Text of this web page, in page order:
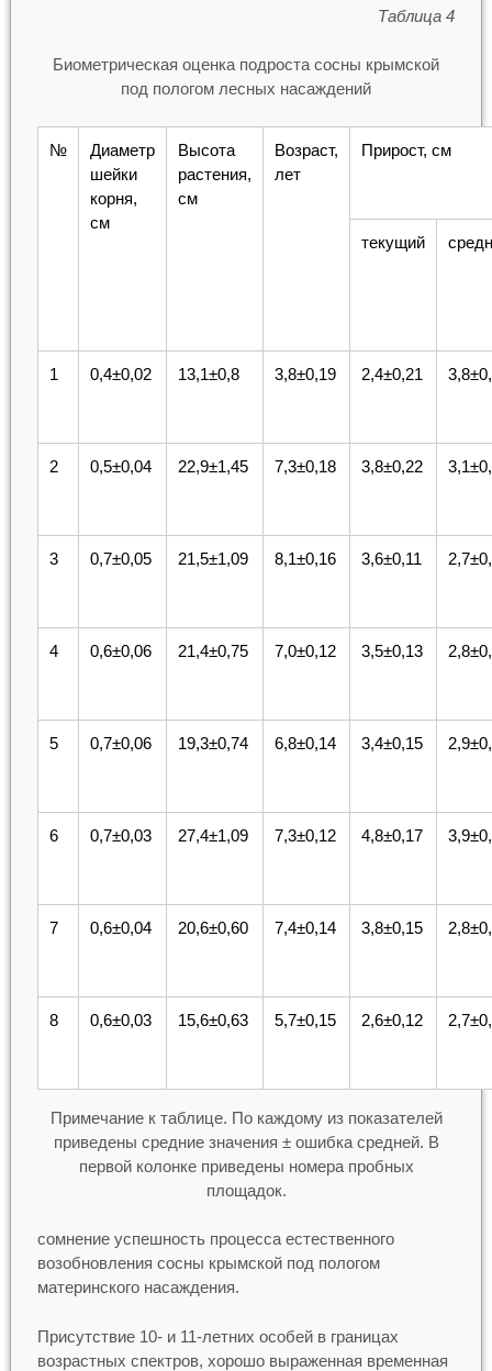
Таблица 4
Биометрическая оценка подроста сосны крымской
под пологом лесных насаждений
№
Диаметр
шейки
корня,
см
Высота
растения,
см
Возраст,
лет
Прирост, см
текущий
1 0,4±0,02 13,1±0,8 3,8±0,19 2,4±0,21
2 0,5±0,04 22,9±1,45 7,3±0,18 3,8±0,22
3 0,7±0,05 21,5±1,09 8,1±0,16 3,6±0,11
4 0,6±0,06 21,4±0,75 7,0±0,12 3,5±0,13
5 0,7±0,06 19,3±0,74 6,8±0,14 3,4±0,15
6 0,7±0,03 27,4±1,09 7,3±0,12 4,8±0,17
7 0,6±0,04 20,6±0,60 7,4±0,14 3,8±0,15
8 0,6±0,03 15,6±0,63 5,7±0,15 2,6±0,12
Примечание к таблице. По каждому из показателей
приведены средние значения ± ошибка средней. В
первой колонке приведены номера пробных
площадок.
сомнение успешность процесса естественного
возобновления сосны крымской под пологом
материнского насаждения.
Присутствие 10- и 11-летних особей в границах
возрастных спектров, хорошо выраженная временная